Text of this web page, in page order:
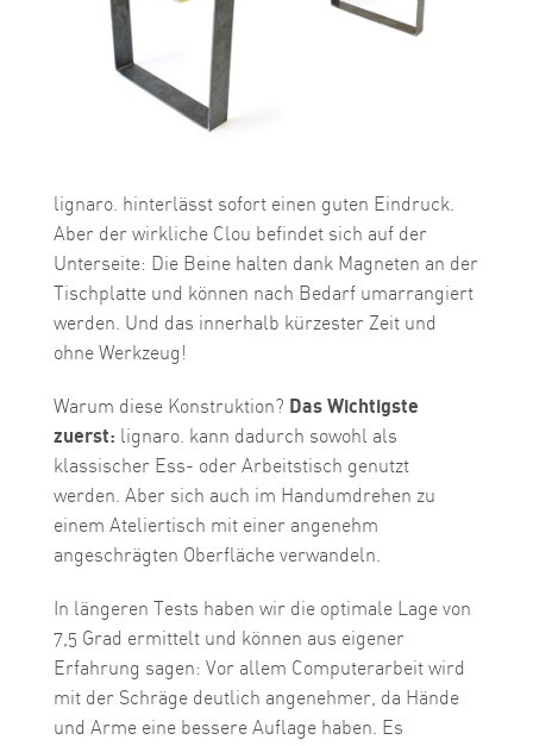
lignaro. hinterlässt sofort einen guten Eindruck.
Aber der wirkliche Clou befindet sich auf der
Unterseite: Die Beine halten dank Magneten an der
Tischplatte und können nach Bedarf umarrangiert
werden. Und das innerhalb kürzester Zeit und
ohne Werkzeug!
Warum diese Konstruktion? Das Wichtigste
zuerst: lignaro. kann dadurch sowohl als
klassischer Ess- oder Arbeitstisch genutzt
werden. Aber sich auch im Handumdrehen zu
einem Ateliertisch mit einer angenehm
angeschrägten Oberfläche verwandeln.
In längeren Tests haben wir die optimale Lage von
7,5 Grad ermittelt und können aus eigener
Erfahrung sagen: Vor allem Computerarbeit wird
mit der Schräge deutlich angenehmer, da Hände
und Arme eine bessere Auflage haben. Es